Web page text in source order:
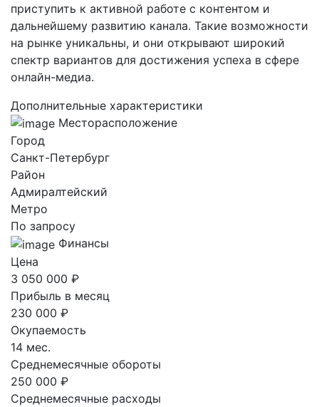
приступить к активной работе с контентом и
дальнейшему развитию канала. Такие возможности
на рынке уникальны, и они открывают широкий
спектр вариантов для достижения успеха в сфере
онлайн-медиа.
Дополнительные характеристики
Месторасположение
Город
Санкт-Петербург
Район
Адмиралтейский
Метро
По запросу
Финансы
Цена
3 050 000 ₽
Прибыль в месяц
230 000 ₽
Окупаемость
14 мес.
Среднемесячные обороты
250 000 ₽
Среднемесячные расходы